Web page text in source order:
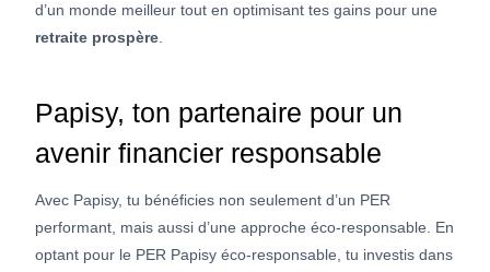
d’un monde meilleur tout en optimisant tes gains pour une
retraite prospère
Papisy, ton partenaire pour un
avenir financier responsable
Avec Papisy, tu bénéficies non seulement d’un PER
performant, mais aussi d’une approche éco-responsable. En
optant pour le PER Papisy éco-responsable, tu investis dans